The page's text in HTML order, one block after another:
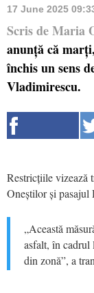
17 June 2025
Scris de Maria
anunță că
închis un sens
Vladimirescu.
Restricțiile vizează
Oneștilor și pasajul
„Această
asfalt, în cadrul
din zonă”, a